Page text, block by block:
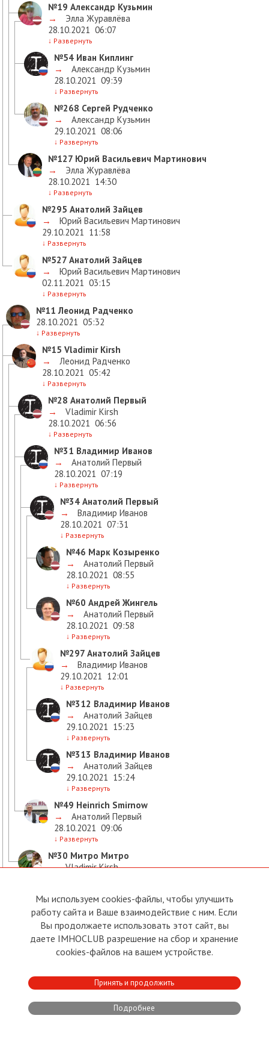
№19 Александр Кузьмин
→
Элла Журавлёва
28.10.2021 06:07
↓ Развернуть
№54 Иван Киплинг
→
Александр Кузьмин
28.10.2021 09:39
↓ Развернуть
№268 Сергей Рудченко
→
Александр Кузьмин
29.10.2021 08:06
↓ Развернуть
№127 Юрий Васильевич Мартинович
→
Элла Журавлёва
28.10.2021 14:30
↓ Развернуть
№295 Анатолий Зайцев
→
Юрий Васильевич Мартинович
29.10.2021 11:58
↓ Развернуть
№527 Анатолий Зайцев
→
Юрий Васильевич Мартинович
02.11.2021 03:15
↓ Развернуть
№11 Леонид Радченко
28.10.2021 05:32
↓ Развернуть
№15 Vladimir Kirsh
→
Леонид Радченко
28.10.2021 05:42
↓ Развернуть
№28 Анатолий Первый
→
Vladimir Kirsh
28.10.2021 06:56
↓ Развернуть
№31 Владимир Иванов
→
Анатолий Первый
28.10.2021 07:19
↓ Развернуть
№34 Анатолий Первый
→
Владимир Иванов
28.10.2021 07:31
↓ Развернуть
№46 Марк Козыренко
→
Анатолий Первый
28.10.2021 08:55
↓ Развернуть
№60 Андрей Жингель
→
Анатолий Первый
28.10.2021 09:58
↓ Развернуть
№297 Анатолий Зайцев
→
Владимир Иванов
29.10.2021 12:01
↓ Развернуть
№312 Владимир Иванов
→
Анатолий Зайцев
29.10.2021 15:23
↓ Развернуть
№313 Владимир Иванов
→
Анатолий Зайцев
29.10.2021 15:24
↓ Развернуть
№49 Heinrich Smirnow
→
Анатолий Первый
28.10.2021 09:06
↓ Развернуть
№30 Митро Митро
→ Vladimir Kirsh
№56Иван Киплинг
→ Леонид Радченко
28.10.2021 09:49
↓Развернуть
Андрей Жингель
↓Развернуть
Андрей Жингель
28.10.2021 11:03
Мы используем cookies-файлы, чтобы улучшить
работу сайта и Ваше взаимодействие с ним. Если
Вы продолжаете использовать этот сайт, вы
даете IMHOCLUB разрешение на сбор и хранение
cookies-файлов на вашем устройстве.
Принять и продолжить
Подробнее